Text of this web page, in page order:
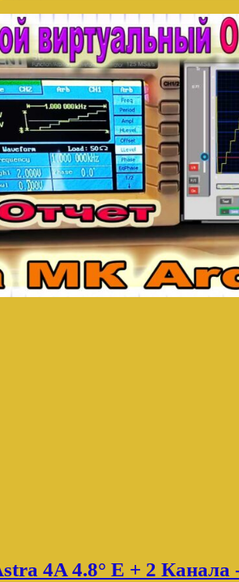
4A 4.8° E + 2 Канала